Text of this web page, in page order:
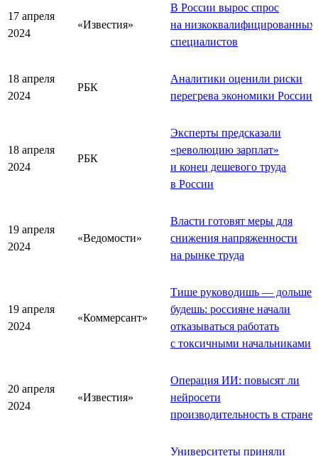
17 апреля
2024
«Известия»
В России вырос спрос
на низкоквалифицированных
специалистов
18 апреля
2024
РБК
Аналитики оценили риски
перегрева экономики России
18 апреля
2024
РБК
Эксперты предсказали
«революцию зарплат»
и конец дешевого труда
в России
19 апреля
2024
«Ведомости»
Власти готовят меры для
снижения напряженности
на рынке труда
19 апреля
2024
«Коммерсант»
Тише руководишь — дольше
будешь: россияне начали
отказываться работать
с токсичными начальниками
20 апреля
2024
«Известия»
Операция ИИ: повысят ли
нейросети
производительность в стране
Университеты приняли